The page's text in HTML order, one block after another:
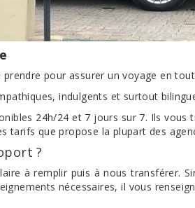
pour assurer un voyage en
indulgents et surtout
24h/24 et 7 jours sur 7. Ils vous
que propose la plupart des
?
à remplir puis à nous transférer.
nécessaires, il vous